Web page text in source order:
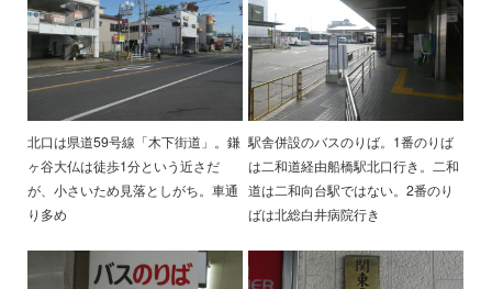
北口は県道59号線「木下街道」。鎌
ヶ谷大仏は徒歩1分という近さだ
が、小さいため見落としがち。車通
り多め
駅舎併設のバスのりば。1番のりば
は二和道経由船橋駅北口行き。二和
道は二和向台駅ではない。2番のり
ばは北総白井病院行き